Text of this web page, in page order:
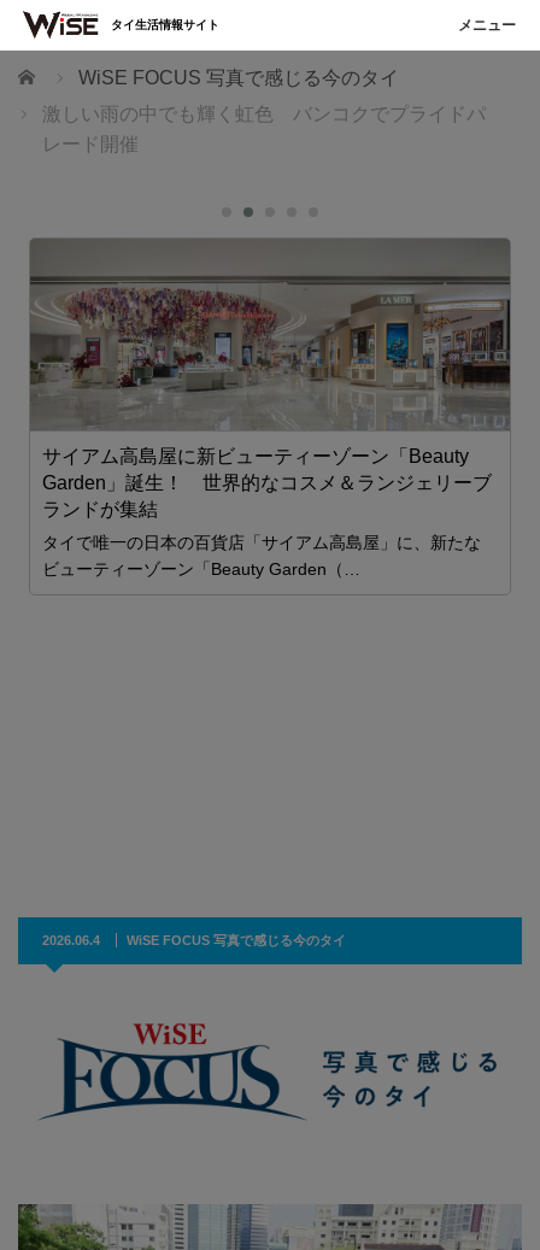
ホーム
WiSE FOCUS 写真で感じる今のタイ
激しい雨の中でも輝く虹色 バンコクでプライドパ
レード開催
サイアム高島屋に新ビューティーゾーン「Beauty
Garden」誕生！ 世界的なコスメ＆ランジェリーブ
ランドが集結
タイで唯一の日本の百貨店「サイアム高島屋」に、新たな
ビューティーゾーン「Beauty Garden（…
2026.06.4 WiSE FOCUS 写真で感じる今のタイ
タイ生活情報サイト